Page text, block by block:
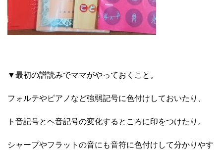
▼最初の譜読みでママがやっておくこと。
フォルテやピアノなど強弱記号に色付けしておいたり、
ト音記号とヘ音記号の変化するところに印をつけたり。
シャープやフラットの音にも音符に色付けして分かりやす